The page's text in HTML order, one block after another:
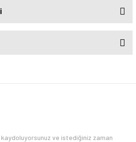
kaydoluyorsunuz ve istediğiniz zaman